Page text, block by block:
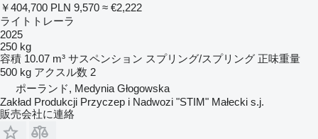
￥404,700 PLN 9,570 ≈ €2,222
ライトトレーラ
2025
250 kg
容積 10.07 m³ サスペンション スプリング/スプリング 正味重量
500 kg アクスル数 2
ポーランド, Medynia Głogowska
Zakład Produkcji Przyczep i Nadwozi "STIM" Małecki s.j.
販売会社に連絡